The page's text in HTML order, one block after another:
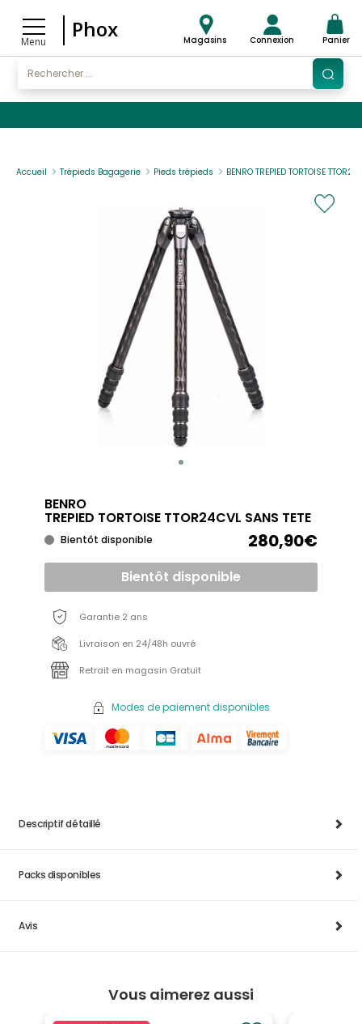
Menu
Phox Magasins Connexion Panier
Accueil Trépieds Bagagerie Pieds trépieds BENRO TREPIED TORTOISE
BENRO
TREPIED TORTOISE TTOR24CVL SANS TETE
Bientôt disponible 280,90€
Bientôt disponible
Garantie 2 ans
Livraison en 24/48h ouvré
Retrait en magasin Gratuit
Modes de paiement disponibles
Descriptif détaillé
Packs disponibles
Avis
Vous aimerez aussi